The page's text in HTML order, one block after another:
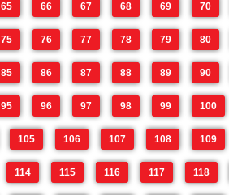
65 66 67 68 69 70
75 76 77 78 79 80
85 86 87 88 89 90
95 96 97 98 99 100
105 106 107 108 109
114 115 116 117 118